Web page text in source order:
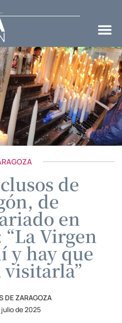
de
de
en
Virgen
y hay que
DE ZARAGOZA
julio de 2025